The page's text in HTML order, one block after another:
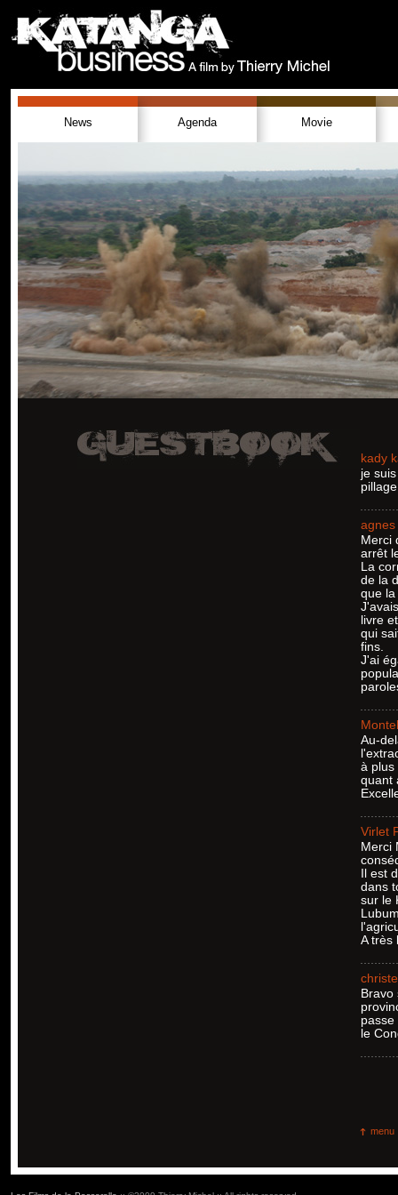
News Agenda Movie
kady
je
agnes
Merci
arrêt
La
de la
que
livre
qui
fins.
J'ai
Au-
à plus
quant
Virlet
Merci
Il est
dans
sur le
A très
le
menu